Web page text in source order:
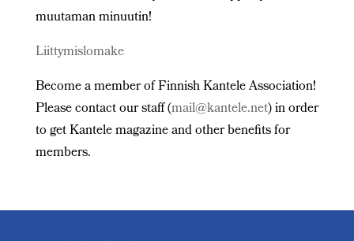
muutaman minuutin!
Liittymislomake
Become a member of Finnish Kantele Association!
Please contact our staff (mail@kantele.net) in order
to get Kantele magazine and other benefits for
members.